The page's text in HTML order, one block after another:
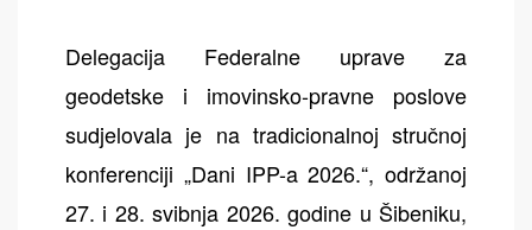
Delegacija Federalne uprave za
geodetske i imovinsko-pravne poslove
sudjelovala je na tradicionalnoj stručnoj
konferenciji „Dani IPP-a 2026.“, održanoj
27. i 28. svibnja 2026. godine u Šibeniku,